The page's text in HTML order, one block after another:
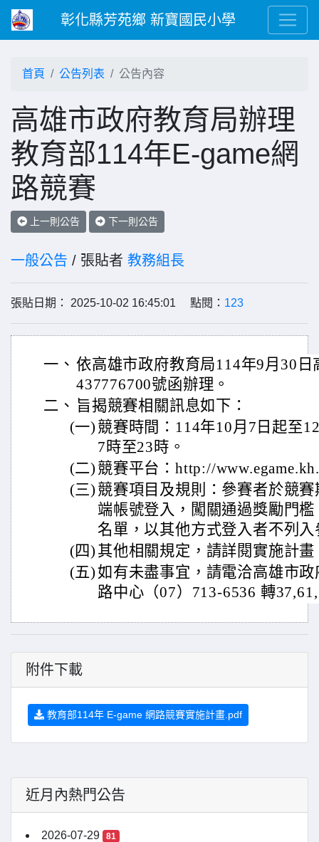
彰化縣芳苑鄉 新寶國民小學
首頁 公告列表 公告內容
高雄市政府教育局辦理
教育部114年E-game網
路競賽
上一則公告 下一則公告
一般公告 / 張貼者 教務組長
張貼日期： 2025-10-02 16:45:01 點閱： 123
一、 依高雄市政府教育局114年9月30日
437776700號函辦理。
二、 旨揭競賽相關訊息如下：
(一) 競賽時間：114年10月7日起至
7時至23時。
(二) 競賽平台：http://
(三) 競賽項目及規則：參賽者於競
端帳號登入，闖關通過獎勵門
名單，以其他方式登入者不列
(四) 其他相關規定，請詳閱實施計
(五)如有未盡事宜，請電洽高雄市
路中心（07）713-6536 轉
附件下載
教育部114年 E-game 網路競賽實施計畫.pdf
近月內熱門公告
2026-07-29 81